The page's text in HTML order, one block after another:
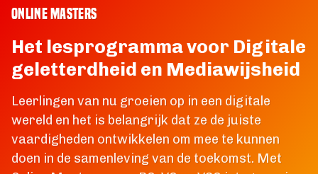
ONLINE MASTERS
Het lesprogramma voor Digitale
geletterdheid en Mediawijsheid
Leerlingen van nu groeien op in een digitale
wereld en het is belangrijk dat ze de juiste
vaardigheden ontwikkelen om mee te kunnen
doen in de samenleving van de toekomst. Met